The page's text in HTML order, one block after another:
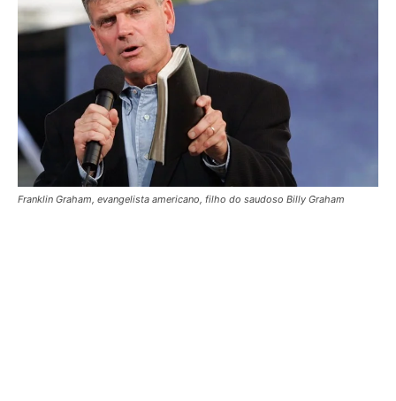
Franklin Graham, evangelista americano, filho do saudoso Billy Graham